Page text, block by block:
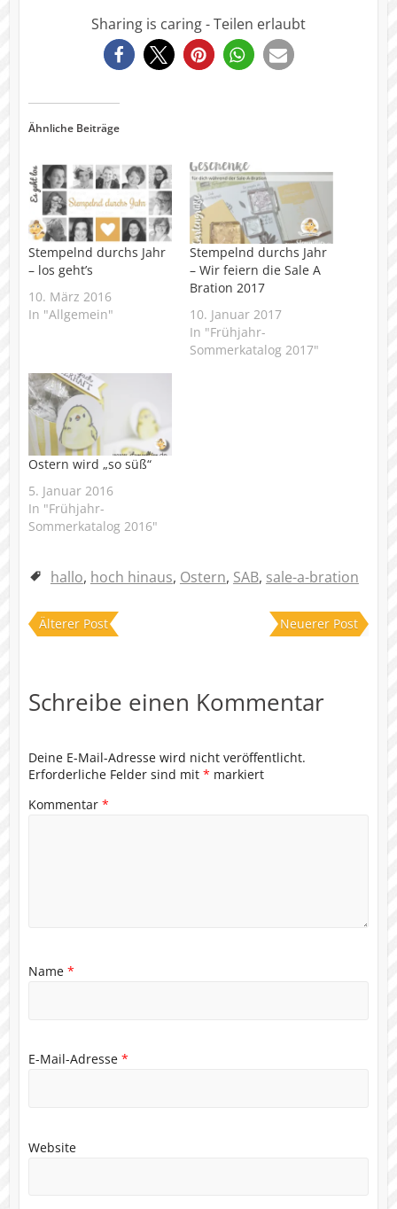
Sharing is caring - Teilen erlaubt
19
Ähnliche Beiträge
Stempelnd durchs Jahr
– los geht’s
10. März 2016
In "Allgemein"
Stempelnd durchs Jahr
– Wir feiern die Sale A
Bration 2017
10. Januar 2017
In "Frühjahr-
Sommerkatalog 2017"
Ostern wird „so süß“
5. Januar 2016
In "Frühjahr-
Sommerkatalog 2016"
hallo, hoch hinaus, Ostern, SAB, sale-a-bration
Älterer Post Neuerer Post
Schreibe einen Kommentar
Deine E-Mail-Adresse wird nicht veröffentlicht.
Erforderliche Felder sind mit * markiert
Kommentar *
Name *
E-Mail-Adresse *
Website